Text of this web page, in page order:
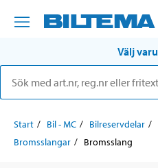
Välj
Start Bil - MC Bilreservdelar
Bromsslangar
Bromsslang